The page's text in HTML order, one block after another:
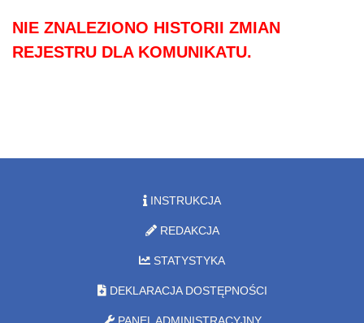
NIE ZNALEZIONO HISTORII ZMIAN
REJESTRU DLA KOMUNIKATU.
INSTRUKCJA
REDAKCJA
STATYSTYKA
DEKLARACJA DOSTĘPNOŚCI